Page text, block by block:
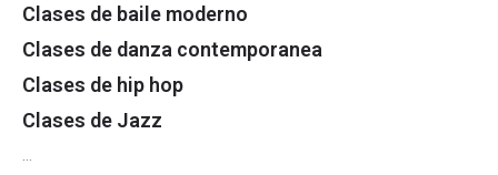
Clases de baile moderno
Clases de danza contemporanea
Clases de hip hop
Clases de Jazz